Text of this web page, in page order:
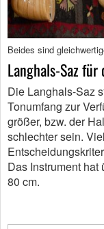
Beides sind
Langhals-Saz
Die Langhals-Saz
Tonumfang zur
größer, bzw. der
schlechter sein.
Das Instrument
80 cm.